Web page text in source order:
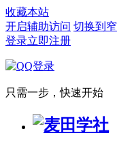
收藏本站
开启辅助访问 切换到
登录立即注册
只需一步，快速开始